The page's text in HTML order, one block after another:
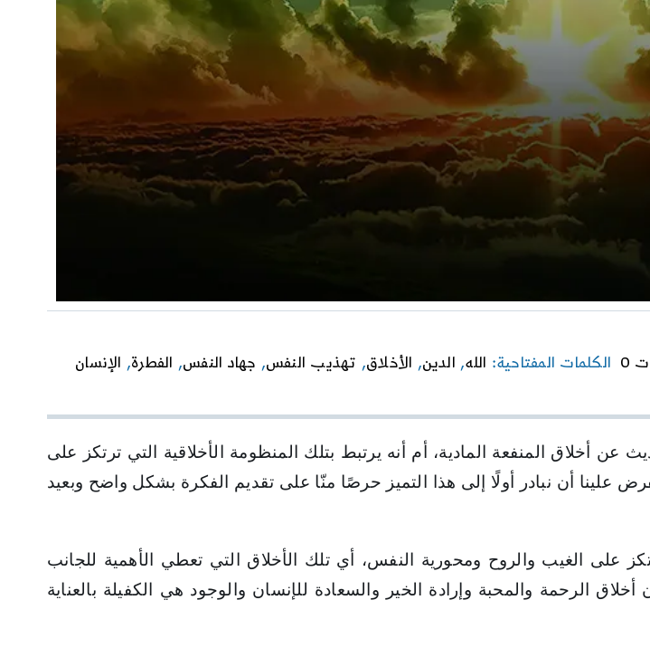
0
on
المعاصرة
الكلمات المفتاحية: الله, الدين, الأخلاق, تهذيب النفس, جهاد النفس, الفطرة, الإنسان
أخلاق المنفعة المادية، أم أنه يرتبط بتلك المنظومة الأخلاقية التي ترتكز على
علينا أن نبادر أولًا إلى هذا التميز حرصًا منّا على تقديم الفكرة بشكل واضح وبعيد
على الغيب والروح ومحورية النفس، أي تلك الأخلاق التي تعطي الأهمية للجانب
الرحمة والمحبة وإرادة الخير والسعادة للإنسان والوجود هي الكفيلة بالعناية